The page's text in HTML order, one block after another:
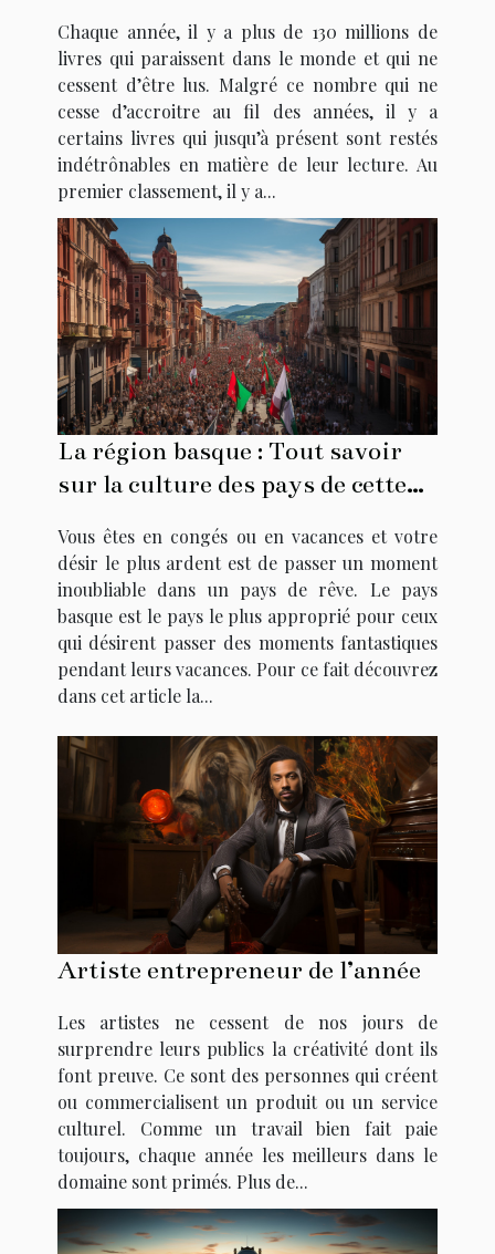
Chaque année, il y a plus de 130 millions de
livres qui paraissent dans le monde et qui ne
cessent d’être lus. Malgré ce nombre qui ne
cesse d’accroitre au fil des années, il y a
certains livres qui jusqu’à présent sont restés
indétrônables en matière de leur lecture. Au
premier classement, il y a...
La région basque : Tout savoir
sur la culture des pays de cette
Vous êtes en congés ou en vacances et votre
désir le plus ardent est de passer un moment
inoubliable dans un pays de rêve. Le pays
basque est le pays le plus approprié pour ceux
qui désirent passer des moments fantastiques
pendant leurs vacances. Pour ce fait découvrez
dans cet article la...
Artiste entrepreneur de l’année
Les artistes ne cessent de nos jours de
surprendre leurs publics la créativité dont ils
font preuve. Ce sont des personnes qui créent
ou commercialisent un produit ou un service
culturel. Comme un travail bien fait paie
toujours, chaque année les meilleurs dans le
domaine sont primés. Plus de...